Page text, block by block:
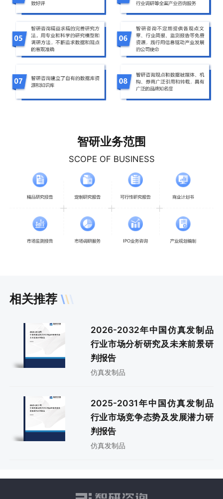
智研业务范围
SCOPE OF BUSINESS
相关推荐
2026-2032年中国仿真发制品
行业市场分析研究及未来前景研
判报告
仿真发制品
2025-2031年中国仿真发制品
行业市场竞争态势及发展潜力研
判报告
仿真发制品